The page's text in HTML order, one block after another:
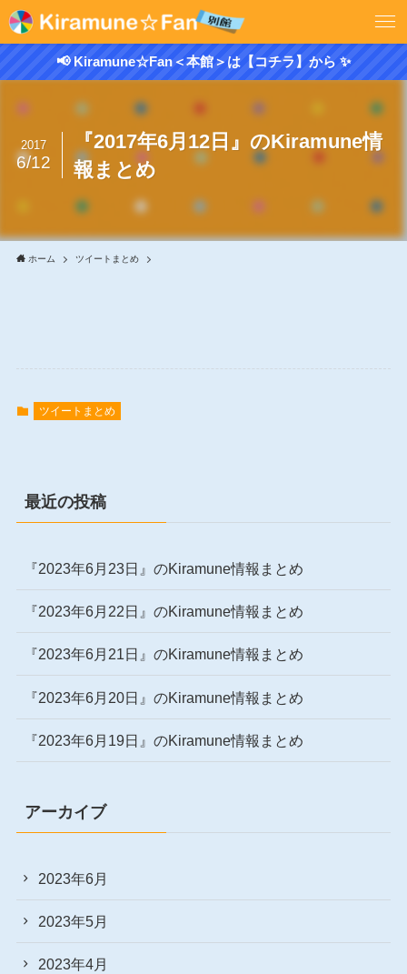
📢 Kiramune☆Fan＜本館＞は【コチラ】から ✨
『2017年6月12日』のKiramune情
報まとめ
2017
6/12
ホーム ツイートまとめ
ツイートまとめ
最近の投稿
『2023年6月23日』のKiramune情報まとめ
『2023年6月22日』のKiramune情報まとめ
『2023年6月21日』のKiramune情報まとめ
『2023年6月20日』のKiramune情報まとめ
『2023年6月19日』のKiramune情報まとめ
アーカイブ
2023年6月
2023年5月
2023年4月